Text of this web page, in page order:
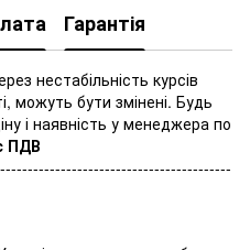
Гарантія
нестабільність курсів
можуть бути змінені. Будь
і наявність у менеджера по
ПДВ